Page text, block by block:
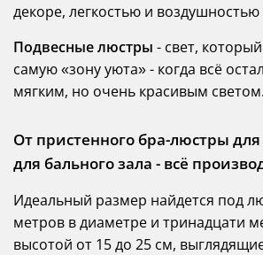
декоре, легкостью и воздушностью
Подвесные люстры - свет,
самую «зону уюта» - когда всё
мягким, но очень красивым светом.
От пристенного бра-люстры
для бального зала - всё
Идеальный размер найдется под
метров в диаметре и тринадцати
высотой от 15 до 25 см,